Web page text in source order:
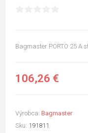
Bagmaster PORTO 25 A
106,26 €
Výrobca: Bagmaster
Sku: 191811